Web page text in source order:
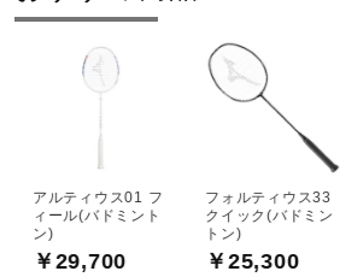
アルティウス01 フ
ィール(バドミント
ン)
￥29,700
フォルティウス33
クイック(バドミン
トン)
￥25,300